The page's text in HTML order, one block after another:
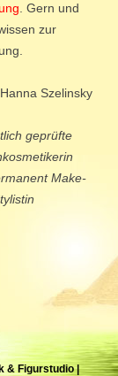
. Gern und
zur
Szelinsky
geprüfte
Make-
& Figurstudio |